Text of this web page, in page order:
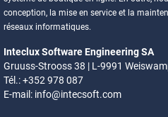
conception, la mise en service et la
réseaux informatiques.
Inteclux Software Engineering SA
Gruuss-Strooss 38 | L-9991
Tél.: +352 978 087
E-mail: info@intecsoft.com